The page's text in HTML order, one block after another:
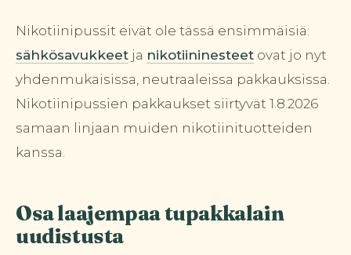
Nikotiinipussit eivät ole tässä ensimmäisiä:
sähkösavukkeet ja nikotiininesteet ovat jo nyt
yhdenmukaisissa, neutraaleissa pakkauksissa.
Nikotiinipussien pakkaukset siirtyvät 1.8.2026
samaan linjaan muiden nikotiinituotteiden
kanssa.
Osa laajempaa tupakkalain
uudistusta